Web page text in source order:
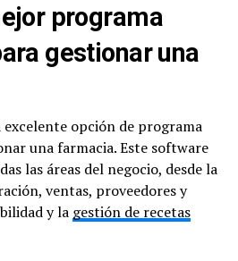
programa
gestionar una
excelente opción de programa
una farmacia. Este software
las áreas del negocio, desde la
ventas, proveedores y
y la gestión de recetas